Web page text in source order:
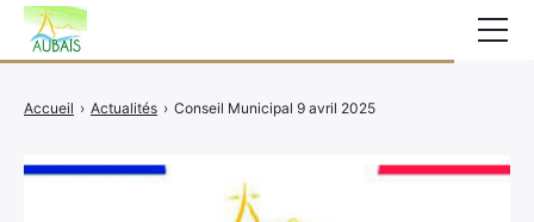
Accueil › Actualités › Conseil Municipal 9 avril 2025